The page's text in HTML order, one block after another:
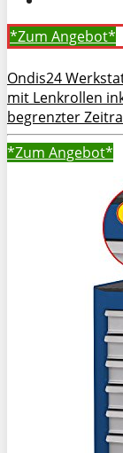
*Zum Angebot*
Ondis24
mit Lenkrollen
begrenzter
*Zum Angebot*